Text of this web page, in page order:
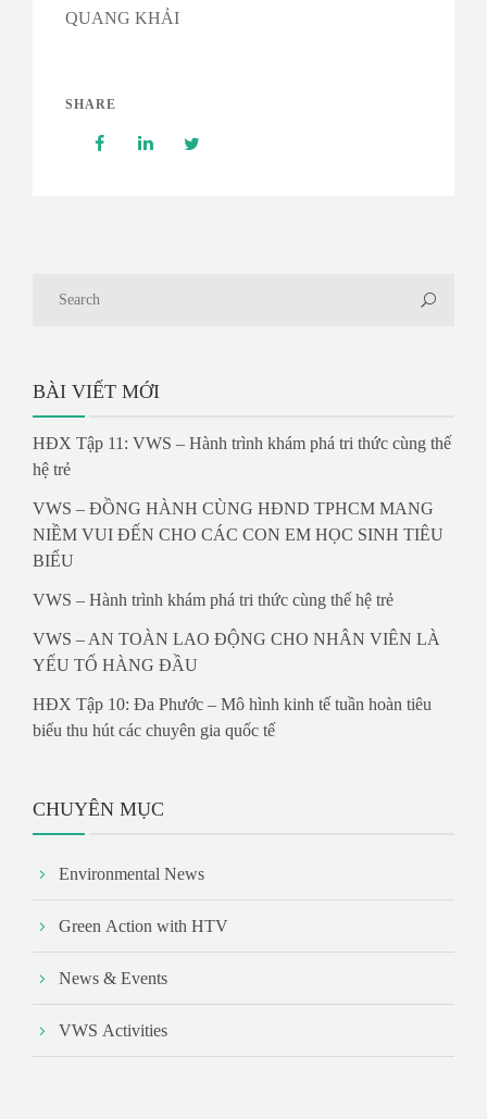
QUANG KHẢI
SHARE
BÀI VIẾT MỚI
HĐX Tập 11: VWS – Hành trình khám phá tri thức cùng thế
hệ trẻ
VWS – ĐỒNG HÀNH CÙNG HĐND TPHCM MANG
NIỀM VUI ĐẾN CHO CÁC CON EM HỌC SINH TIÊU
BIỂU
VWS – Hành trình khám phá tri thức cùng thế hệ trẻ
VWS – AN TOÀN LAO ĐỘNG CHO NHÂN VIÊN LÀ
YẾU TỐ HÀNG ĐẦU
HĐX Tập 10: Đa Phước – Mô hình kinh tế tuần hoàn tiêu
biểu thu hút các chuyên gia quốc tế
CHUYÊN MỤC
Environmental News
Green Action with HTV
News & Events
VWS Activities